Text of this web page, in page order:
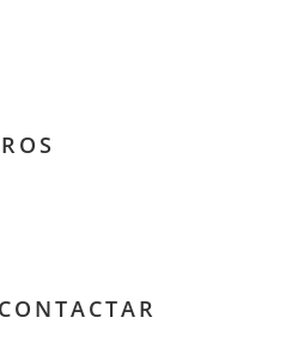
CONTACTAR